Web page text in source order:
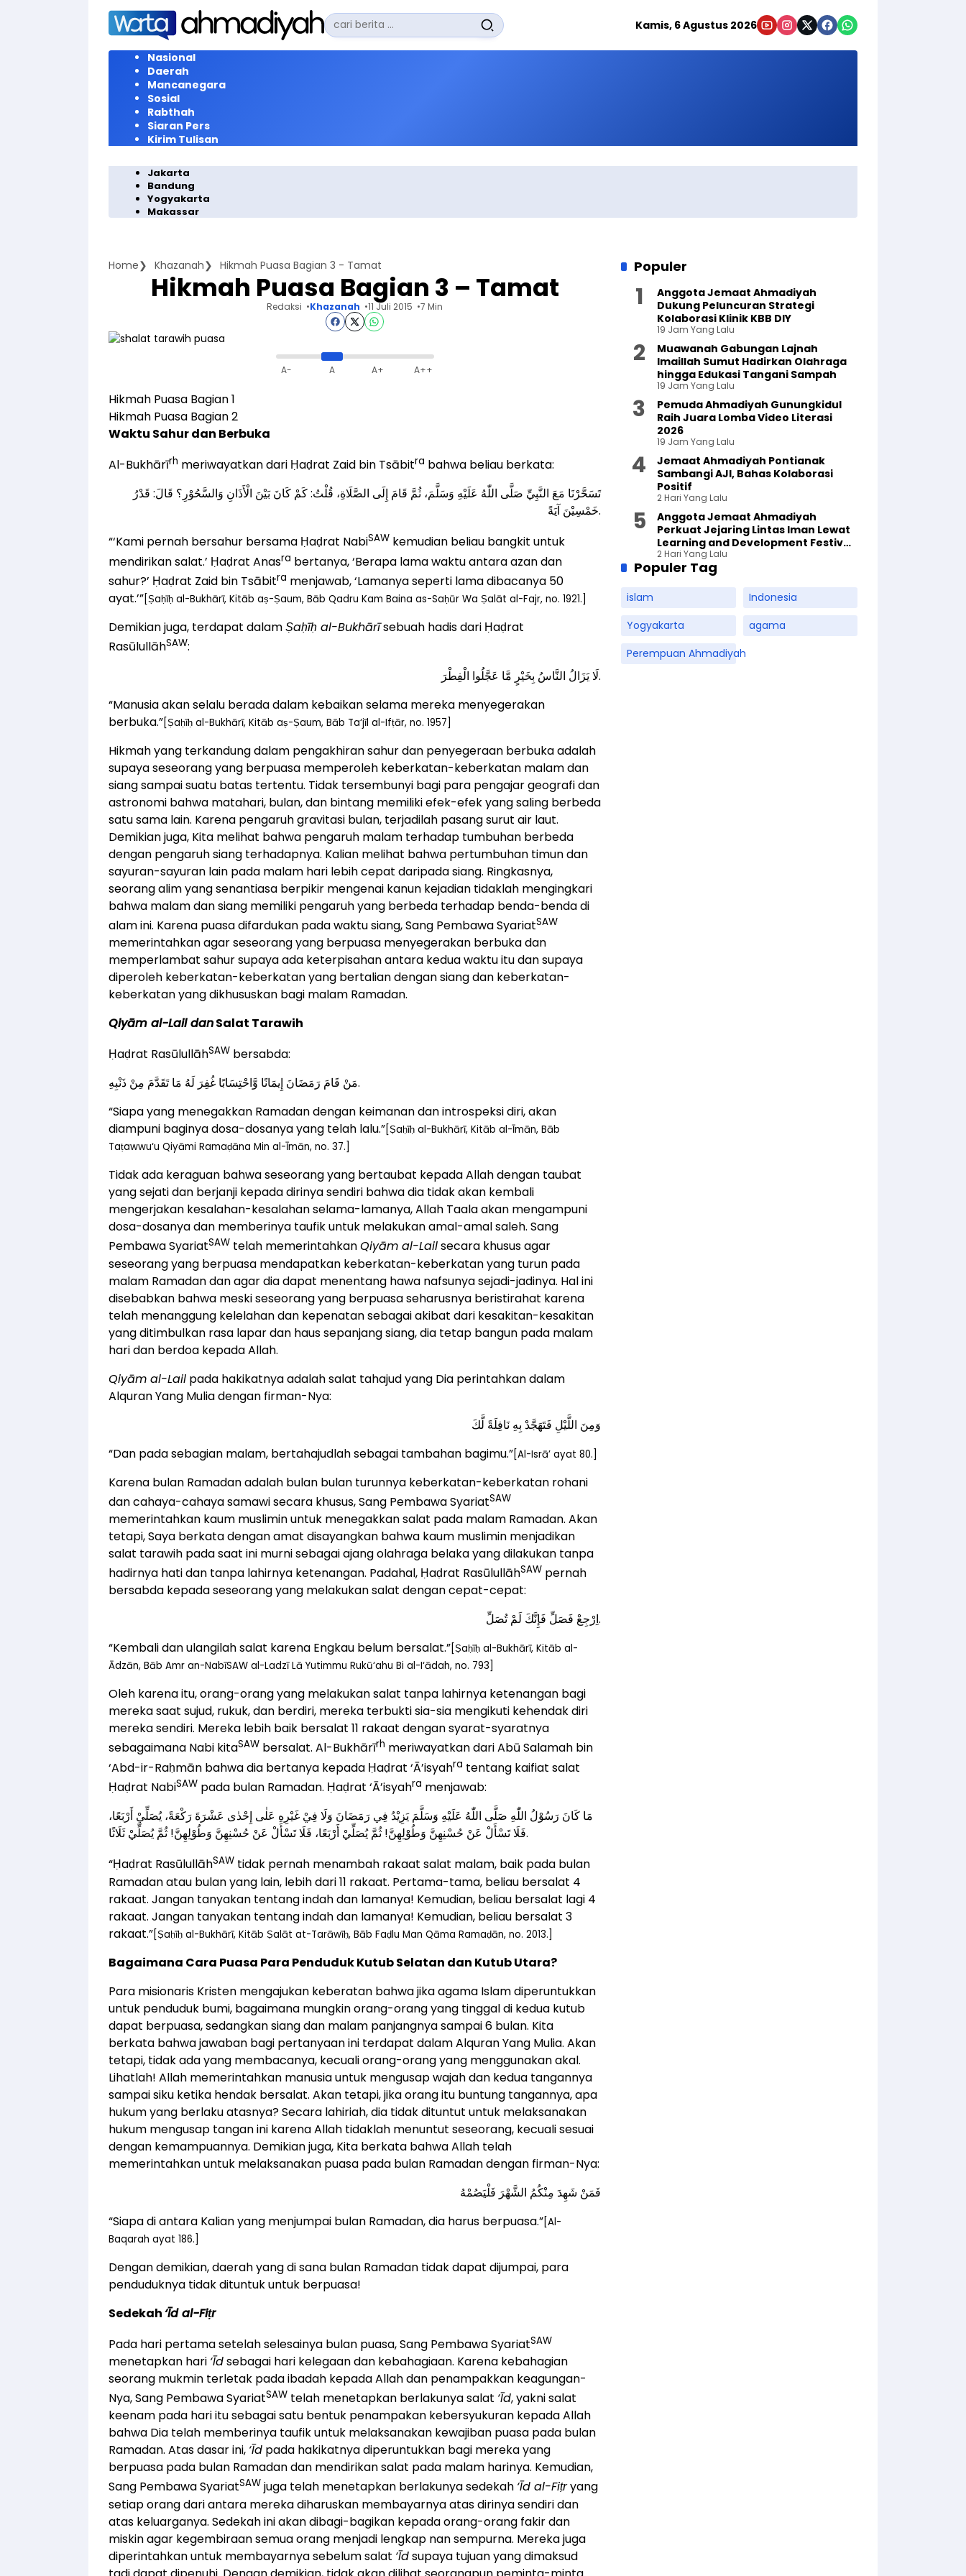
Langsung
konten
Pencarian
untuk:
Kamis, 6 Agustus 2026
Nasional
Daerah
Mancanegara
Sosial
Rabthah
Siaran Pers
Kirim Tulisan
Jakarta
Bandung
Yogyakarta
Makassar
Home Khazanah Hikmah Puasa Bagian 3 - Tamat
Hikmah Puasa Bagian 3 – Tamat
Redaksi Khazanah 11 Juli 2015 7 Min
A- A A+ A++
Hikmah Puasa Bagian 1
Hikmah Puasa Bagian 2
Waktu Sahur dan Berbuka
Al-Bukhārīrh meriwayatkan dari Ḥaḍrat Zaid bin Tsābitra bahwa beliau berkata:
تَسَحَّرْنَا مَعَ النَّبِيِّ صَلَّى اللّٰهُ عَلَيْهِ وَسَلَّمَ، ثُمَّ قَامَ إِلَى الصَّلَاةِ، قُلْتُ: كَمْ كَانَ بَيْنَ الْأَذَانِ وَالسَّحُوْرِ؟ قَالَ: قَدْرُ
خَمْسِيْنَ آيَةً.
“‘Kami pernah bersahur bersama Ḥaḍrat NabiSAW kemudian beliau bangkit untuk
mendirikan salat.’ Ḥaḍrat Anasra bertanya, ‘Berapa lama waktu antara azan dan
sahur?’ Ḥaḍrat Zaid bin Tsābitra menjawab, ‘Lamanya seperti lama dibacanya 50
ayat.’” [Ṣaḥīḥ al-Bukhārī, Kitāb aṣ-Ṣaum, Bāb Qadru Kam Baina as-Saḥūr Wa Ṣalāt al-Fajr, no. 1921.]
Demikian juga, terdapat dalamṢaḥīḥ al-Bukhārīsebuah hadis dari Ḥaḍrat
RasūlullāhSAW:
لَا يَزَالُ النَّاسُ بِخَيْرٍ مَّا عَجَّلُوا الْفِطْرَ.
“Manusia akan selalu berada dalam kebaikan selama mereka menyegerakan
berbuka.”[Ṣaḥīḥ al-Bukhārī, Kitāb aṣ-Ṣaum, Bāb Ta‘jīl al-Ifṭār, no. 1957]
Hikmah yang terkandung dalam pengakhiran sahur dan penyegeraan berbuka adalah
supaya seseorang yang berpuasa memperoleh keberkatan-keberkatan malam dan
siang sampai suatu batas tertentu. Tidak tersembunyi bagi para pengajar geografi dan
astronomi bahwa matahari, bulan, dan bintang memiliki efek-efek yang saling berbeda
satu sama lain. Karena pengaruh gravitasi bulan, terjadilah pasang surut air laut.
Demikian juga, Kita melihat bahwa pengaruh malam terhadap tumbuhan berbeda
dengan pengaruh siang terhadapnya. Kalian melihat bahwa pertumbuhan timun dan
sayuran-sayuran lain pada malam hari lebih cepat daripada siang. Ringkasnya,
seorang alim yang senantiasa berpikir mengenai kanun kejadian tidaklah mengingkari
bahwa malam dan siang memiliki pengaruh yang berbeda terhadap benda-benda di
alam ini. Karena puasa difardukan pada waktu siang, Sang Pembawa SyariatSAW
memerintahkan agar seseorang yang berpuasa menyegerakan berbuka dan
memperlambat sahur supaya ada keterpisahan antara kedua waktu itu dan supaya
diperoleh keberkatan-keberkatan yang bertalian dengan siang dan keberkatan-
keberkatan yang dikhususkan bagi malam Ramadan.
Qiyām al-LaildanSalat Tarawih
Ḥaḍrat RasūlullāhSAW bersabda:
مَنْ قَامَ رَمَضَانَ إِيمَانًا وَّاحْتِسَابًا غُفِرَ لَهُ مَا تَقَدَّمَ مِنْ ذَنْبِهِ.
“Siapa yang menegakkan Ramadan dengan keimanan dan introspeksi diri, akan
diampuni baginya dosa-dosanya yang telah lalu.” [Ṣaḥīḥ al-Bukhārī, Kitāb al-Īmān, Bāb
Taṭawwu‘u Qiyāmi Ramaḍāna Min al-Īmān, no. 37.]
Tidak ada keraguan bahwa seseorang yang bertaubat kepada Allah dengan taubat
yang sejati dan berjanji kepada dirinya sendiri bahwa dia tidak akan kembali
mengerjakan kesalahan-kesalahan selama-lamanya, Allah Taala akan mengampuni
dosa-dosanya dan memberinya taufik untuk melakukan amal-amal saleh. Sang
Pembawa SyariatSAW telah memerintahkanQiyām al-Lailsecara khusus agar
seseorang yang berpuasa mendapatkan keberkatan-keberkatan yang turun pada
malam Ramadan dan agar dia dapat menentang hawa nafsunya sejadi-jadinya. Hal ini
disebabkan bahwa meski seseorang yang berpuasa seharusnya beristirahat karena
telah menanggung kelelahan dan kepenatan sebagai akibat dari kesakitan-kesakitan
yang ditimbulkan rasa lapar dan haus sepanjang siang, dia tetap bangun pada malam
hari dan berdoa kepada Allah.
Qiyām al-Lail pada hakikatnya adalah salat tahajud yang Dia perintahkan dalam
Alquran Yang Mulia dengan firman-Nya:
وَمِنَ اللَّيْلِ فَتَهَجَّدْ بِهِ نَافِلَةً لَّكَ
“Dan pada sebagian malam, bertahajudlah sebagai tambahan bagimu.”[Al-Isrā’ ayat 80.]
Karena bulan Ramadan adalah bulan bulan turunnya keberkatan-keberkatan rohani
dan cahaya-cahaya samawi secara khusus, Sang Pembawa SyariatSAW
memerintahkan kaum muslimin untuk menegakkan salat pada malam Ramadan. Akan
tetapi, Saya berkata dengan amat disayangkan bahwa kaum muslimin menjadikan
salat tarawih pada saat ini murni sebagai ajang olahraga belaka yang dilakukan tanpa
hadirnya hati dan tanpa lahirnya ketenangan. Padahal, Ḥaḍrat RasūlullāhSAW pernah
bersabda kepada seseorang yang melakukan salat dengan cepat-cepat:
اِرْجِعْ فَصَلِّ فَإِنَّكَ لَمْ تُصَلِّ.
“Kembali dan ulangilah salat karena Engkau belum bersalat.” [Ṣaḥīḥ al-Bukhārī, Kitāb al-
Ādzān, Bāb Amr an-NabīSAW al-Ladzī Lā Yutimmu Rukū‘ahu Bi al-I‘ādah, no. 793]
Oleh karena itu, orang-orang yang melakukan salat tanpa lahirnya ketenangan bagi
mereka saat sujud, rukuk, dan berdiri, mereka terbukti sia-sia mengikuti kehendak diri
mereka sendiri. Mereka lebih baik bersalat 11 rakaat dengan syarat-syaratnya
sebagaimana Nabi kitaSAW bersalat. Al-Bukhārīrh meriwayatkan dari Abū Salamah bin
‘Abd-ir-Raḥmān bahwa dia bertanya kepada Ḥaḍrat ‘Ā’isyahra tentang kaifiat salat
Ḥaḍrat NabiSAW pada bulan Ramadan. Ḥaḍrat ‘Ā’isyahra menjawab:
مَا كَانَ رَسُوْلُ اللّٰهِ صَلَّى اللّٰهُ عَلَيْهِ وَسَلَّمَ يَزِيْدُ فِي رَمَضَانَ وَلَا فِيْ غَيْرِهِ عَلٰى إِحْدٰى عَشْرَةَ رَكْعَةً، يُصَلِّيْ أَرْبَعًا،
فَلَا تَسْأَلْ عَنْ حُسْنِهِنَّ وَطُوْلِهِنَّ! ثُمَّ يُصَلِّيْ أَرْبَعًا، فَلَا تَسْأَلْ عَنْ حُسْنِهِنَّ وَطُوْلِهِنَّ! ثُمَّ يُصَلِّيْ ثَلَاثًا.
“Ḥaḍrat RasūlullāhSAW tidak pernah menambah rakaat salat malam, baik pada bulan
Ramadan atau bulan yang lain, lebih dari 11 rakaat. Pertama-tama, beliau bersalat 4
rakaat. Jangan tanyakan tentang indah dan lamanya! Kemudian, beliau bersalat lagi 4
rakaat. Jangan tanyakan tentang indah dan lamanya! Kemudian, beliau bersalat 3
rakaat.”[Ṣaḥīḥ al-Bukhārī, Kitāb Ṣalāt at-Tarāwīḥ, Bāb Faḍlu Man Qāma Ramaḍān, no. 2013.]
Bagaimana Cara Puasa Para Penduduk Kutub Selatan dan Kutub Utara?
Para misionaris Kristen mengajukan keberatan bahwa jika agama Islam diperuntukkan
untuk penduduk bumi, bagaimana mungkin orang-orang yang tinggal di kedua kutub
dapat berpuasa, sedangkan siang dan malam panjangnya sampai 6 bulan. Kita
berkata bahwa jawaban bagi pertanyaan ini terdapat dalam Alquran Yang Mulia. Akan
tetapi, tidak ada yang membacanya, kecuali orang-orang yang menggunakan akal.
Lihatlah! Allah memerintahkan manusia untuk mengusap wajah dan kedua tangannya
sampai siku ketika hendak bersalat. Akan tetapi, jika orang itu buntung tangannya, apa
hukum yang berlaku atasnya? Secara lahiriah, dia tidak dituntut untuk melaksanakan
hukum mengusap tangan ini karena Allah tidaklah menuntut seseorang, kecuali sesuai
dengan kemampuannya. Demikian juga, Kita berkata bahwa Allah telah
memerintahkan untuk melaksanakan puasa pada bulan Ramadan dengan firman-Nya:
فَمَنْ شَهِدَ مِنْكُمُ الشَّهْرَ فَلْيَصُمْهُ
“Siapa di antara Kalian yang menjumpai bulan Ramadan, dia harus berpuasa.”[Al-
Baqarah ayat 186.]
Dengan demikian, daerah yang di sana bulan Ramadan tidak dapat dijumpai, para
penduduknya tidak dituntuk untuk berpuasa!
Sedekah‘Īd al-Fiṭr
Pada hari pertama setelah selesainya bulan puasa, Sang Pembawa SyariatSAW
menetapkan hari ‘Īdsebagai hari kelegaan dan kebahagiaan. Karena kebahagian
seorang mukmin terletak pada ibadah kepada Allah dan penampakkan keagungan-
Nya, Sang Pembawa SyariatSAW telah menetapkan berlakunya salat ‘Īd, yakni salat
keenam pada hari itu sebagai satu bentuk penampakan kebersyukuran kepada Allah
bahwa Dia telah memberinya taufik untuk melaksanakan kewajiban puasa pada bulan
Ramadan. Atas dasar ini, ‘Īd pada hakikatnya diperuntukkan bagi mereka yang
berpuasa pada bulan Ramadan dan mendirikan salat pada malam harinya. Kemudian,
Sang Pembawa SyariatSAW juga telah menetapkan berlakunya sedekah ‘Īd al-Fiṭryang
setiap orang dari antara mereka diharuskan membayarnya atas dirinya sendiri dan
atas keluarganya. Sedekah ini akan dibagi-bagikan kepada orang-orang fakir dan
miskin agar kegembiraan semua orang menjadi lengkap nan sempurna. Mereka juga
diperintahkan untuk membayarnya sebelum salat ‘Īdsupaya tujuan yang dimaksud
Populer
Anggota Jemaat Ahmadiyah
Dukung Peluncuran Strategi
Kolaborasi Klinik KBB DIY
19 Jam Yang Lalu
Muawanah Gabungan Lajnah
Imaillah Sumut Hadirkan Olahraga
hingga Edukasi Tangani Sampah
19 Jam Yang Lalu
Pemuda Ahmadiyah Gunungkidul
Raih Juara Lomba Video Literasi
2026
19 Jam Yang Lalu
Jemaat Ahmadiyah Pontianak
Sambangi AJI, Bahas Kolaborasi
Positif
2 Hari Yang Lalu
Anggota Jemaat Ahmadiyah
Perkuat Jejaring Lintas Iman Lewat
Learning and Development Festival
di Yogyakarta
2 Hari Yang Lalu
Populer Tag
islam
Indonesia
Yogyakarta
agama
Perempuan Ahmadiyah